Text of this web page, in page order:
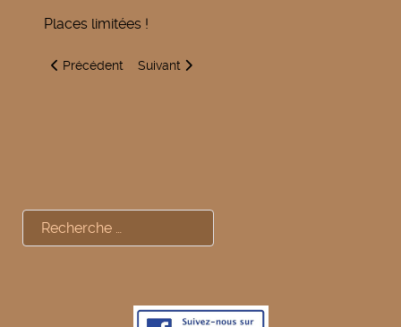
Places limitées !
Article précédent : Chantier nature
Précédent Article suivant : J'arrive
Suivant
Rechercher